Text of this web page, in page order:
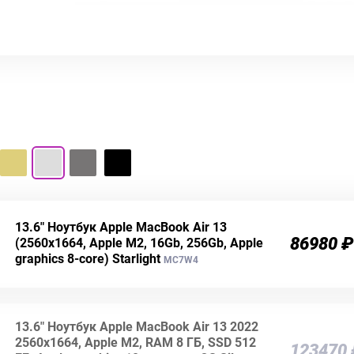
13.6" Ноутбук Apple MacBook Air 13
(2560x1664, Apple M2, 16Gb, 256Gb, Apple
graphics 8-core) Starlight MC7W4
86980 ₽
13.6" Ноутбук Apple MacBook Air 13 2022
2560x1664, Apple M2, RAM 8 ГБ, SSD 512